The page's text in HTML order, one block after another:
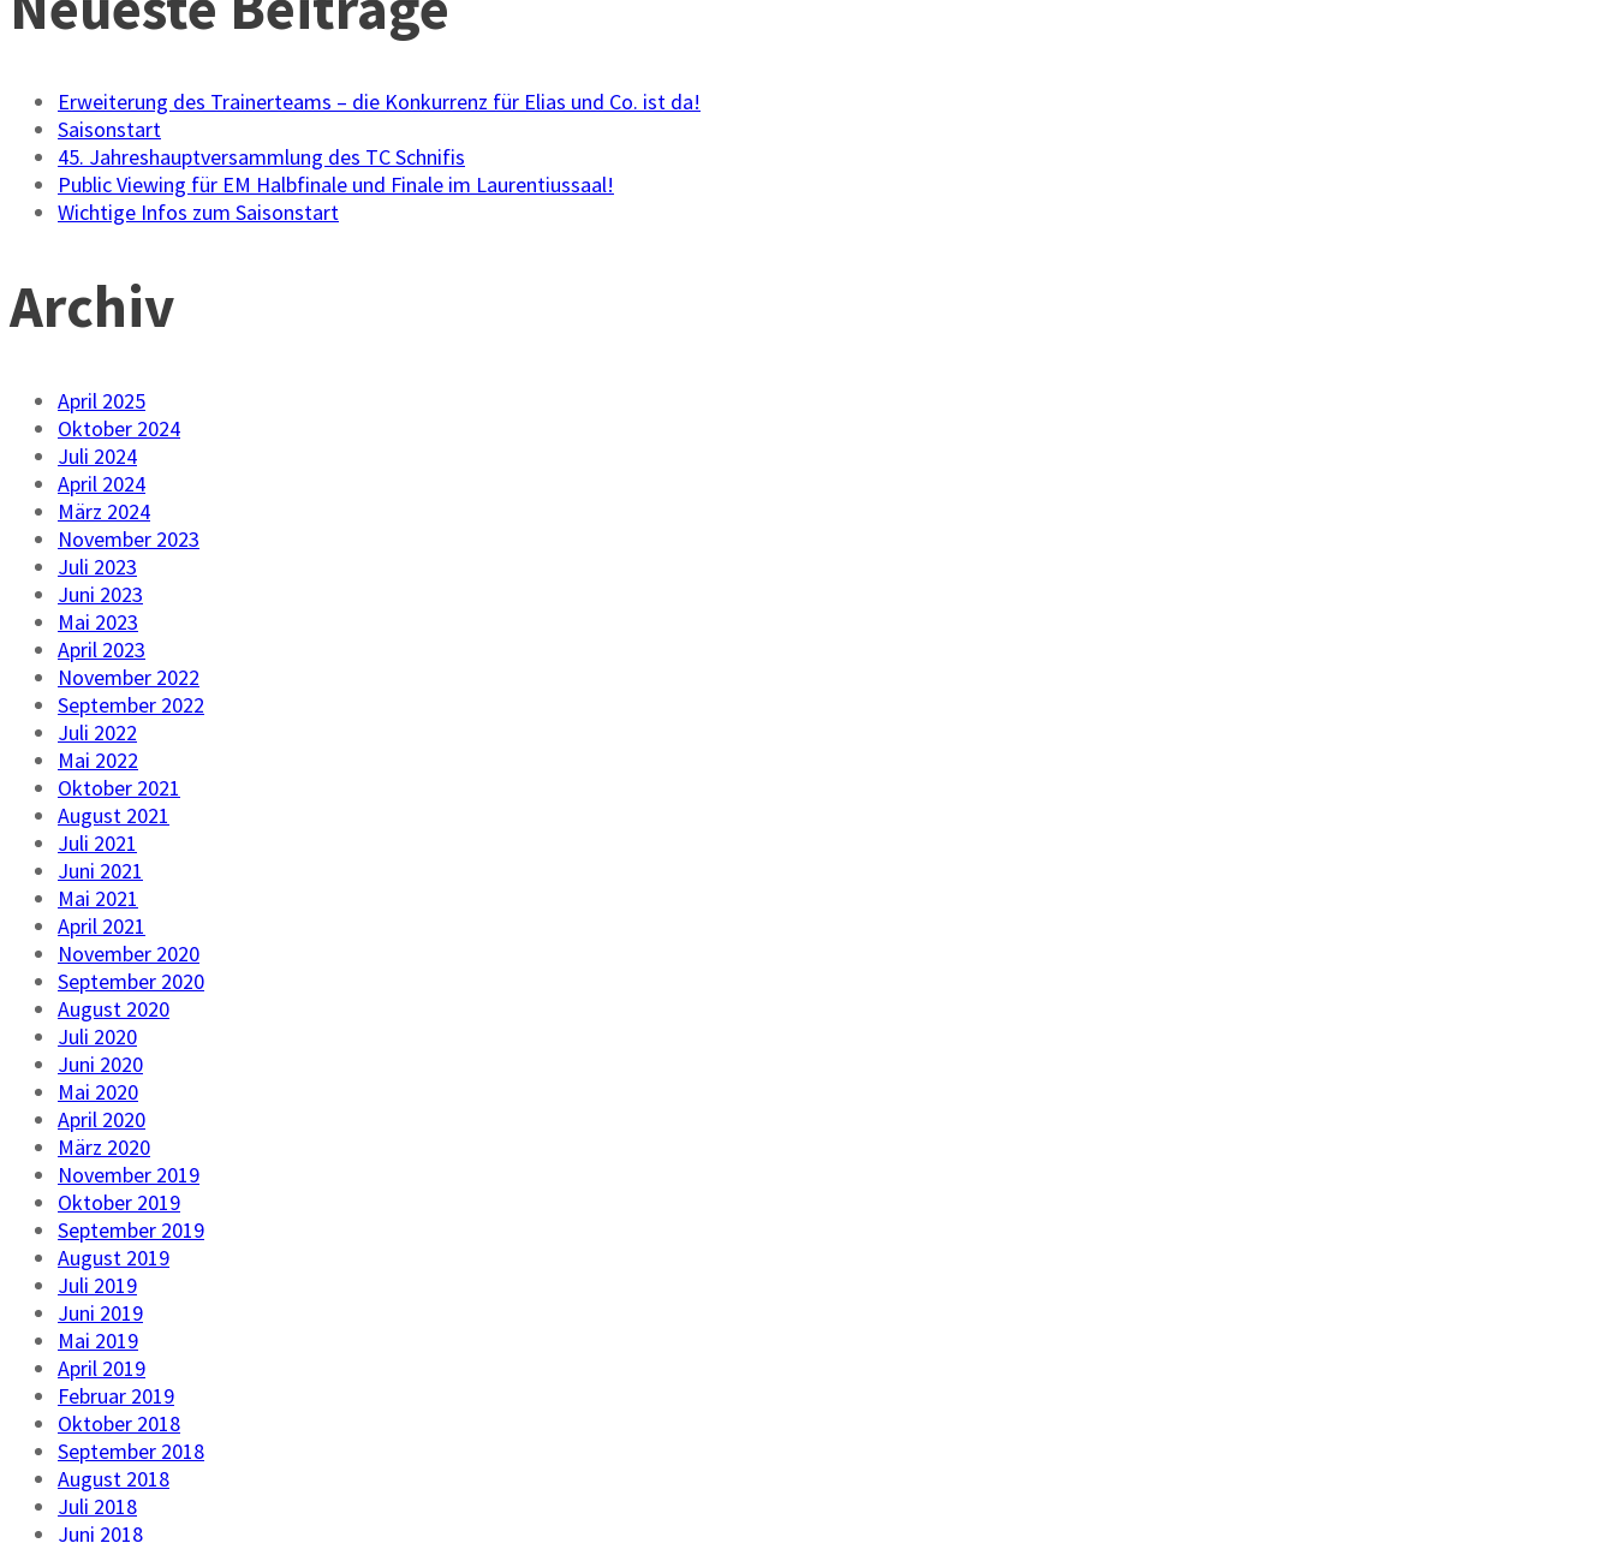
Erweiterung des Trainerteams – die Konkurrenz für Elias und Co. ist da!
Saisonstart
45. Jahreshauptversammlung des TC Schnifis
Public Viewing für EM Halbfinale und Finale im Laurentiussaal!
Wichtige Infos zum Saisonstart
Archiv
April 2025
Oktober 2024
Juli 2024
April 2024
März 2024
November 2023
Juli 2023
Juni 2023
Mai 2023
April 2023
November 2022
September 2022
Juli 2022
Mai 2022
Oktober 2021
August 2021
Juli 2021
Juni 2021
Mai 2021
April 2021
November 2020
September 2020
August 2020
Juli 2020
Juni 2020
Mai 2020
April 2020
März 2020
November 2019
Oktober 2019
September 2019
August 2019
Juli 2019
Juni 2019
Mai 2019
April 2019
Februar 2019
Oktober 2018
September 2018
August 2018
Juli 2018
Juni 2018